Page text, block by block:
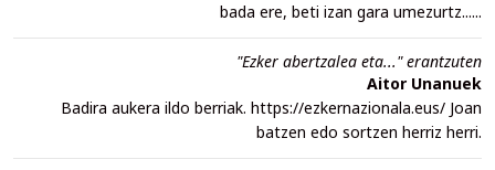
bada ere, beti izan gara umezurtz......
"Ezker abertzalea eta..." erantzuten
Aitor Unanuek
Badira aukera ildo berriak. https://ezkernazionala.eus/ Joan
batzen edo sortzen herriz herri.